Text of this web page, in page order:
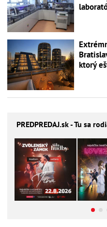
ktorý
PREDPREDAJ.sk - Tu sa